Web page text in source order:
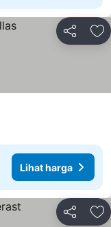
Bagikan
Lihat harga
Bagikan